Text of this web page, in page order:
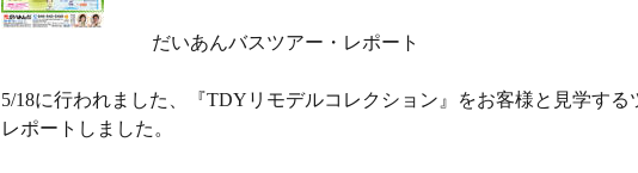
だいあんバスツアー・レポート
5/18に行われました、『TDYリモデルコレクション』をお客様と見学する
レポートしました。